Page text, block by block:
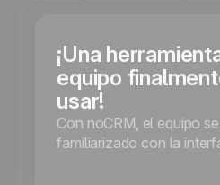
¡Una
equipo
usar!
Con noCRM, el equipo
familiarizado con la